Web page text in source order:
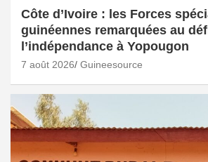
Côte d’Ivoire : les Forces
guinéennes remarquées au
l’indépendance à Yopougon
7 août 2026 Guineesource